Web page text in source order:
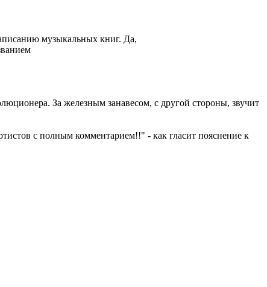
музыкальных книг. Да,
За железным занавесом, с другой стороны, звучит
с полным комментарием!!" - как гласит пояснение к